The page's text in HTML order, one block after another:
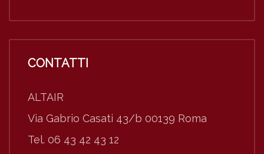
CONTATTI
ALTAIR
Via Gabrio Casati 43/b 00139 Roma
Tel. 06 43 42 43 12